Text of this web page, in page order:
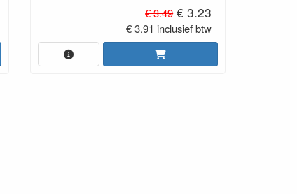
€ 3.49€ 3.23
€ 3.91 inclusief btw